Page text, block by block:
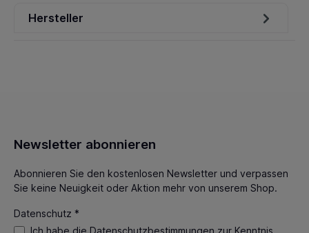
Hersteller
Newsletter abonnieren
Abonnieren Sie den kostenlosen Newsletter und verpassen
Sie keine Neuigkeit oder Aktion mehr von unserem Shop.
Datenschutz *
Ich habe die Datenschutzbestimmungen zur Kenntnis